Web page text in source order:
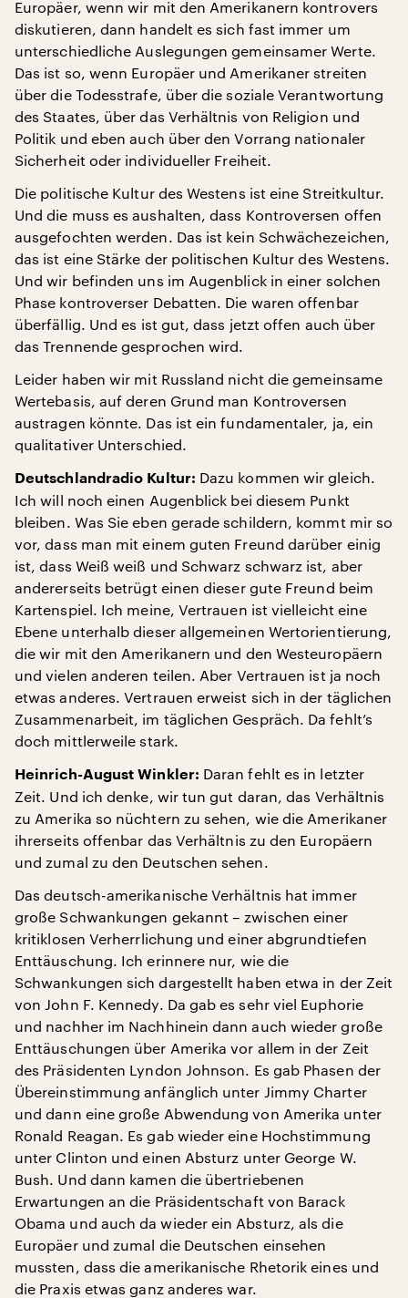
Europäer, wenn wir mit den Amerikanern kontrovers
diskutieren, dann handelt es sich fast immer um
unterschiedliche Auslegungen gemeinsamer Werte.
Das ist so, wenn Europäer und Amerikaner streiten
über die Todesstrafe, über die soziale Verantwortung
des Staates, über das Verhältnis von Religion und
Politik und eben auch über den Vorrang nationaler
Sicherheit oder individueller Freiheit.
Die politische Kultur des Westens ist eine Streitkultur.
Und die muss es aushalten, dass Kontroversen offen
ausgefochten werden. Das ist kein Schwächezeichen,
das ist eine Stärke der politischen Kultur des Westens.
Und wir befinden uns im Augenblick in einer solchen
Phase kontroverser Debatten. Die waren offenbar
überfällig. Und es ist gut, dass jetzt offen auch über
das Trennende gesprochen wird.
Leider haben wir mit Russland nicht die gemeinsame
Wertebasis, auf deren Grund man Kontroversen
austragen könnte. Das ist ein fundamentaler, ja, ein
qualitativer Unterschied.
Deutschlandradio Kultur: Dazu kommen wir gleich.
Ich will noch einen Augenblick bei diesem Punkt
bleiben. Was Sie eben gerade schildern, kommt mir so
vor, dass man mit einem guten Freund darüber einig
ist, dass Weiß weiß und Schwarz schwarz ist, aber
andererseits betrügt einen dieser gute Freund beim
Kartenspiel. Ich meine, Vertrauen ist vielleicht eine
Ebene unterhalb dieser allgemeinen Wertorientierung,
die wir mit den Amerikanern und den Westeuropäern
und vielen anderen teilen. Aber Vertrauen ist ja noch
etwas anderes. Vertrauen erweist sich in der täglichen
Zusammenarbeit, im täglichen Gespräch. Da fehlt’s
doch mittlerweile stark.
Heinrich-August Winkler: Daran fehlt es in letzter
Zeit. Und ich denke, wir tun gut daran, das Verhältnis
zu Amerika so nüchtern zu sehen, wie die Amerikaner
ihrerseits offenbar das Verhältnis zu den Europäern
und zumal zu den Deutschen sehen.
Das deutsch-amerikanische Verhältnis hat immer
große Schwankungen gekannt – zwischen einer
kritiklosen Verherrlichung und einer abgrundtiefen
Enttäuschung. Ich erinnere nur, wie die
Schwankungen sich dargestellt haben etwa in der Zeit
von John F. Kennedy. Da gab es sehr viel Euphorie
und nachher im Nachhinein dann auch wieder große
Enttäuschungen über Amerika vor allem in der Zeit
des Präsidenten Lyndon Johnson. Es gab Phasen der
Übereinstimmung anfänglich unter Jimmy Charter
und dann eine große Abwendung von Amerika unter
Ronald Reagan. Es gab wieder eine Hochstimmung
unter Clinton und einen Absturz unter George W.
Bush. Und dann kamen die übertriebenen
Erwartungen an die Präsidentschaft von Barack
Obama und auch da wieder ein Absturz, als die
Europäer und zumal die Deutschen einsehen
mussten, dass die amerikanische Rhetorik eines und
die Praxis etwas ganz anderes war.